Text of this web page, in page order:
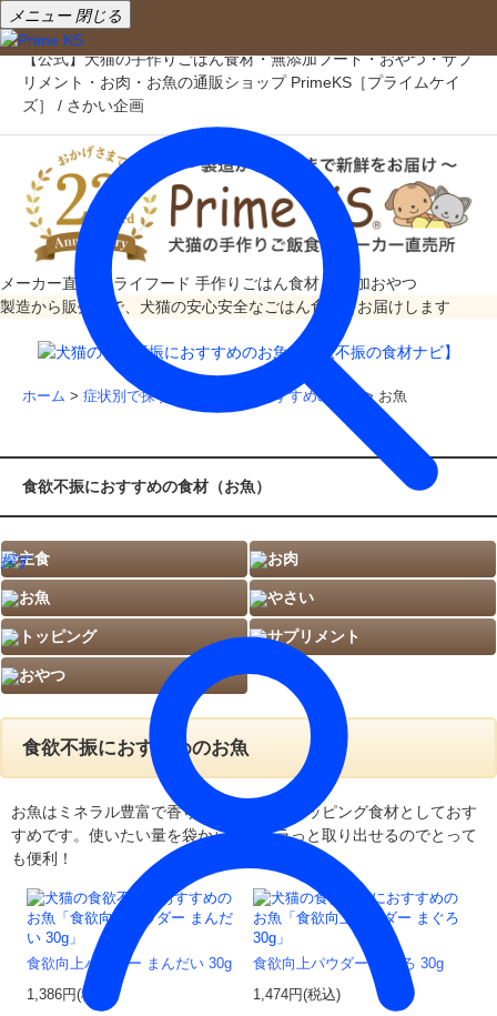
メニュー 閉じる
探す
【公式】犬猫の手作りごはん食材・無添加フード・おやつ・サプ
リメント・お肉・お魚の通販ショップ PrimeKS［プライムケイ
ズ］ / さかい企画
メーカー直売 ドライフード 手作りごはん食材
無添加おやつ
製造から販売まで、犬猫の安心安全なごはん食材をお届けします
ホーム > 症状別で探す 食欲不振におすすめの食材 > お魚
食欲不振におすすめの食材（お魚）
主食 お肉
お魚 やさい
トッピング サプリメント
おやつ
食欲不振におすすめのお魚
お魚はミネラル豊富で香りも良いため、トッピング食材としておす
すめです。使いたい量を袋からパラパラっと取り出せるのでとって
も便利！
食欲向上パウダー まんだい 30g
1,386円(税込)
食欲向上パウダー まぐろ 30g
1,474円(税込)